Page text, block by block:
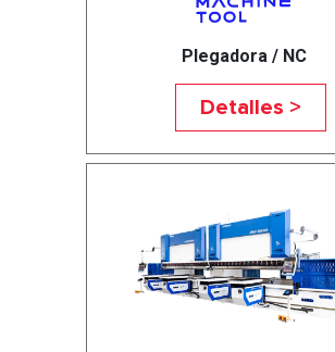
Plegadora / NC
Detalles >